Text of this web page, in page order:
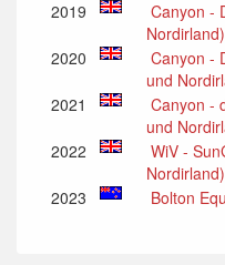
2019
Canyon -
Nordirland)
2020
Canyon -
und
2021
Canyon -
und
2022
WiV -
Nordirland)
2023
Bolton